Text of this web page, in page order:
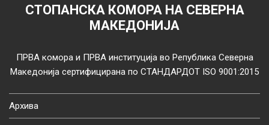
СТОПАНСКА КОМОРА НА СЕВЕРНА
МАКЕДОНИЈА
ПРВА комора и ПРВА институција во Република Северна
Македонија сертифицирана по СТАНДАРДОТ ISO 9001:2015
Архива